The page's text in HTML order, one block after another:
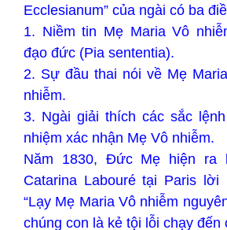
Ecclesianum” của ngài có ba
1. Niềm tin Mẹ Maria Vô
đạo đức (Pia sententia).
2. Sự đầu thai nói về Mẹ
nhiễm.
3. Ngài giải thích các sắc
nhiệm xác nhận Mẹ Vô nhiễm.
Năm 1830, Đức Mẹ hiện ra
Catarina Labouré tại Paris lời
“Lạy Mẹ Maria Vô nhiễm
chúng con là kẻ tội lỗi chạy đến